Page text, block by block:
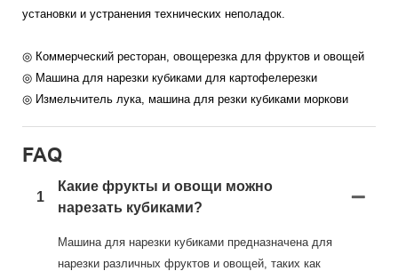
установки и устранения технических неполадок.
◎ Коммерческий ресторан, овощерезка для фруктов и овощей
◎ Машина для нарезки кубиками для картофелерезки
◎ Измельчитель лука, машина для резки кубиками моркови
FAQ
1
Какие фрукты и овощи можно
нарезать кубиками?
Машина для нарезки кубиками предназначена для
нарезки различных фруктов и овощей, таких как